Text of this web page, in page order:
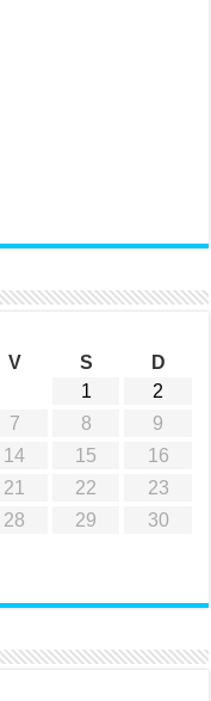
V S
D
1
2
7 8
9
14 15
16
21 22
23
28 29
30